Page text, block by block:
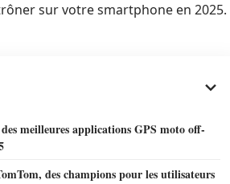
sur votre smartphone en 2025.
meilleures applications GPS moto off-
des champions pour les utilisateurs